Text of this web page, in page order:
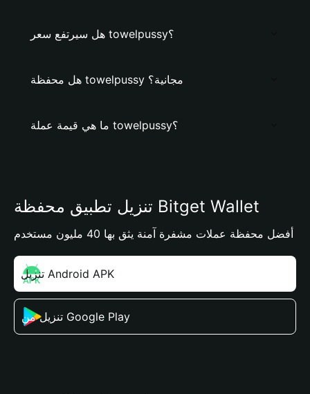
هل سيرتفع سعر towelpussy؟
هل محفظة towelpussy مجانية؟
ما هي قيمة عملة towelpussy؟
تنزيل تطبيق محفظة Bitget Wallet
أفضل محفظة عملات مشفرة آمنة يثق بها 40 مليون مستخدم
تنزيل Android APK
تنزيل من Google Play